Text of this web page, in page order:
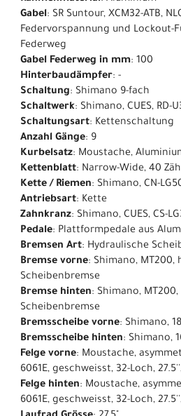
Gabel: SR Suntour, XCM32-ATB,
Federvorspannung und Lockout-
Federweg
Gabel Federweg in mm: 100
Hinterbaudämpfer: -
Schaltung: Shimano 9-fach
Schaltwerk: Shimano, CUES, RD-
Schaltungsart: Kettenschaltung
Anzahl Gänge: 9
Kurbelsatz: Moustache,
Kettenblatt: Narrow-Wide, 40
Kette / Riemen: Shimano, CN-
Antriebsart: Kette
Zahnkranz: Shimano, CUES, CS-
Pedale: Plattformpedale aus
Bremsen Art: Hydraulische
Bremse vorne: Shimano, MT200,
Scheibenbremse
Bremse hinten: Shimano,
Scheibenbremse
Bremsscheibe vorne: Shimano,
Bremsscheibe hinten: Shimano,
Felge vorne: Moustache,
6061E, geschweisst, 32-Loch,
Felge hinten: Moustache,
6061E, geschweisst, 32-Loch,